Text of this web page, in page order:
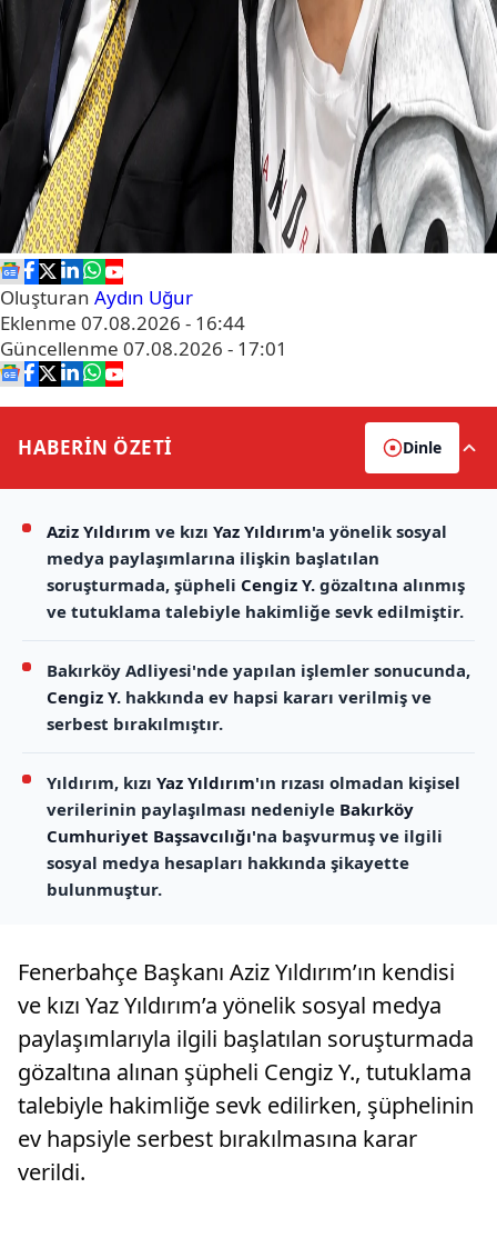
Oluşturan Aydın Uğur
Eklenme 07.08.2026 - 16:44
Güncellenme 07.08.2026 - 17:01
HABERİN ÖZETİ Dinle
Aziz Yıldırım ve kızı Yaz Yıldırım'a yönelik sosyal
medya paylaşımlarına ilişkin başlatılan
soruşturmada, şüpheli Cengiz Y. gözaltına alınmış
ve tutuklama talebiyle hakimliğe sevk edilmiştir.
Bakırköy Adliyesi'nde yapılan işlemler sonucunda,
Cengiz Y. hakkında ev hapsi kararı verilmiş ve
serbest bırakılmıştır.
Yıldırım, kızı Yaz Yıldırım'ın rızası olmadan kişisel
verilerinin paylaşılması nedeniyle Bakırköy
Cumhuriyet Başsavcılığı'na başvurmuş ve ilgili
sosyal medya hesapları hakkında şikayette
bulunmuştur.
Fenerbahçe Başkanı Aziz Yıldırım’ın kendisi
ve kızı Yaz Yıldırım’a yönelik sosyal medya
paylaşımlarıyla ilgili başlatılan soruşturmada
gözaltına alınan şüpheli Cengiz Y., tutuklama
talebiyle hakimliğe sevk edilirken, şüphelinin
ev hapsiyle serbest bırakılmasına karar
verildi.